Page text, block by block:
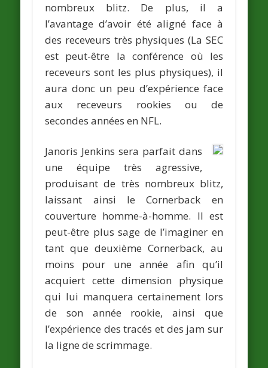
nombreux blitz. De plus, il a
l’avantage d’avoir été aligné face à
des receveurs très physiques (La SEC
est peut-être la conférence où les
receveurs sont les plus physiques), il
aura donc un peu d’expérience face
aux receveurs rookies ou de
secondes années en NFL.
Janoris Jenkins sera parfait dans
une équipe très agressive,
produisant de très nombreux blitz,
laissant ainsi le Cornerback en
couverture homme-à-homme. Il est
peut-être plus sage de l’imaginer en
tant que deuxième Cornerback, au
moins pour une année afin qu’il
acquiert cette dimension physique
qui lui manquera certainement lors
de son année rookie, ainsi que
l’expérience des tracés et des jam sur
la ligne de scrimmage.